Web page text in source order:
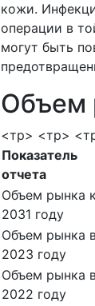
кожи.
операции в
могут быть
Объем
<тр> <тр>
Показатель
отчета
Объем рынка к
2031 году
Объем рынка
2023 году
Объем рынка
2022 году